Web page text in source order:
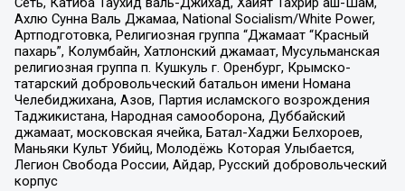
Ахлю Сунна Валь Джамаа, National Socialism/White Power,
Артподготовка, Религиозная группа “Джамаат “Красный
пахарь”, Колумбайн, Хатлонский джамаат, Мусульманская
религиозная группа п. Кушкуль г. Оренбург, Крымско-
татарский добровольческий батальон имени Номана
Челебиджихана, Азов, Партия исламского возрождения
Таджикистана, Народная самооборона, Дуббайский
джамаат, московская ячейка, Батал-Хаджи Белхороев,
Маньяки Культ Убийц, Молодёжь Которая Улыбается,
Легион Свобода России, Айдар, Русский добровольческий
корпус